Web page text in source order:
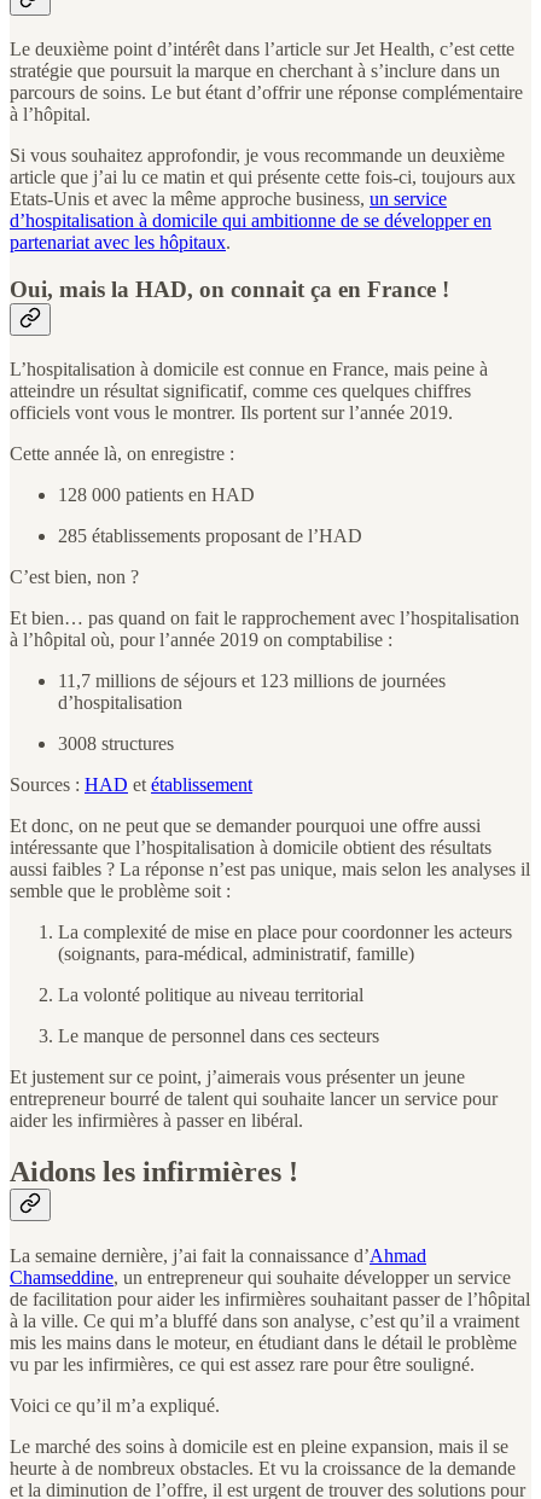
Le deuxième point d’intérêt dans l’article sur Jet Health, c’est cette
stratégie que poursuit la marque en cherchant à s’inclure dans un
parcours de soins. Le but étant d’offrir une réponse complémentaire
à l’hôpital.
Si vous souhaitez approfondir, je vous recommande un deuxième
article que j’ai lu ce matin et qui présente cette fois-ci, toujours aux
Etats-Unis et avec la même approche business, un service
d’hospitalisation à domicile qui ambitionne de se développer en
partenariat avec les hôpitaux.
Oui, mais la HAD, on connait ça en France !
L’hospitalisation à domicile est connue en France, mais peine à
atteindre un résultat significatif, comme ces quelques chiffres
officiels vont vous le montrer. Ils portent sur l’année 2019.
Cette année là, on enregistre :
128 000 patients en HAD
285 établissements proposant de l’HAD
C’est bien, non ?
Et bien… pas quand on fait le rapprochement avec l’hospitalisation
à l’hôpital où, pour l’année 2019 on comptabilise :
11,7 millions de séjours et 123 millions de journées
d’hospitalisation
3008 structures
Sources : HAD et établissement
Et donc, on ne peut que se demander pourquoi une offre aussi
intéressante que l’hospitalisation à domicile obtient des résultats
aussi faibles ? La réponse n’est pas unique, mais selon les analyses il
semble que le problème soit :
La complexité de mise en place pour coordonner les acteurs
(soignants, para-médical, administratif, famille)
La volonté politique au niveau territorial
Le manque de personnel dans ces secteurs
Et justement sur ce point, j’aimerais vous présenter un jeune
entrepreneur bourré de talent qui souhaite lancer un service pour
aider les infirmières à passer en libéral.
Aidons les infirmières !
La semaine dernière, j’ai fait la connaissance d’Ahmad
Chamseddine, un entrepreneur qui souhaite développer un service
de facilitation pour aider les infirmières souhaitant passer de l’hôpital
à la ville. Ce qui m’a bluffé dans son analyse, c’est qu’il a vraiment
mis les mains dans le moteur, en étudiant dans le détail le problème
vu par les infirmières, ce qui est assez rare pour être souligné.
Voici ce qu’il m’a expliqué.
Le marché des soins à domicile est en pleine expansion, mais il se
heurte à de nombreux obstacles. Et vu la croissance de la demande
et la diminution de l’offre, il est urgent de trouver des solutions pour